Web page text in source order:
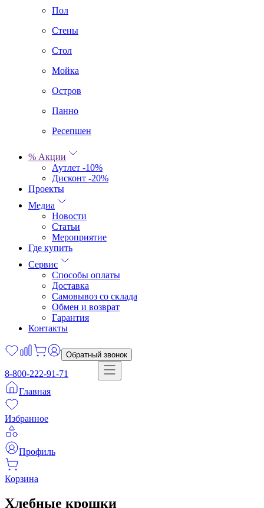
Пол
Cтены
Стол
Мойка
Остров
Панно
Ресепшен
% Акции
Аутлет -10%
Дисконт -20%
Проекты
Медиа
Новости
Статьи
Мероприятие
Где купить
Сервис
Способы оплаты
Доставка
Самовывоз со склада
Обмен и возврат
Гарантия
Контакты
Обратный звонок
8-800-222-91-71
Главная
Избранное
Профиль
Корзина
Хлебные крошки